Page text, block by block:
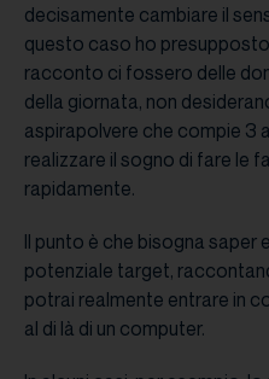
decisamente cambiare il
questo caso ho
racconto ci fossero delle
della giornata, non
aspirapolvere che compie 3
realizzare il sogno di fare le
rapidamente.
Il punto è che bisogna saper
potenziale target,
potrai realmente entrare in
al di là di un computer.